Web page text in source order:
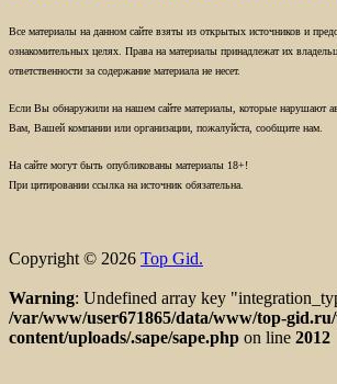
Все материалы на данном сайте взяты из открытых источников и
ознакомительных целях. Права на материалы принадлежат их
ответственности за содержание материала не несет.
Если Вы обнаружили на нашем сайте материалы, которые нарушают
Вам, Вашей компании или организации, пожалуйста, сообщите нам.
На сайте могут быть опубликованы материалы 18+!
При цитировании ссылка на источник обязательна.
Copyright © 2026 Top Gid.
Warning: Undefined array key
/var/www/user671865/data/www/top-
content/uploads/.sape/sape.php on line 2012